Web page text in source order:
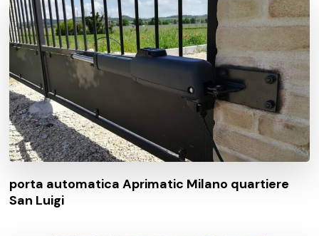
porta automatica Aprimatic Milano quartiere
San Luigi